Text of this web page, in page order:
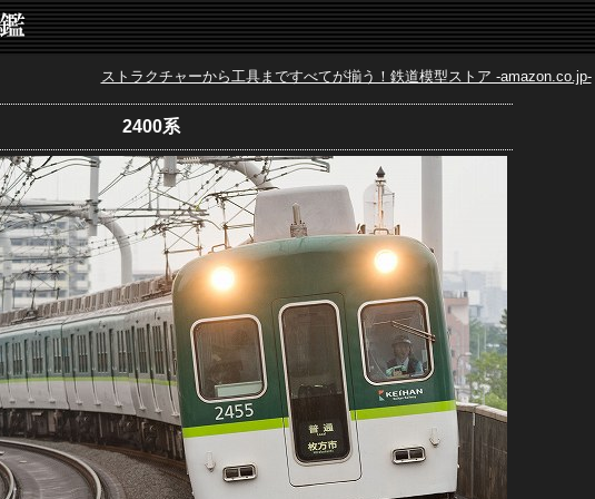
ストラクチャーから工具まですべてが揃う！鉄道模型ストア -amazon.co.jp-
2400系